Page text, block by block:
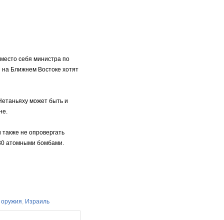
себя министра по
Ближнем Востоке хотят
может быть и
не опровергать
атомными бомбами.
, Израиль